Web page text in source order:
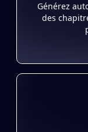
Générez
des